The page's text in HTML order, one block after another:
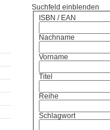
Suchfeld einblenden
ISBN / EAN
Nachname
Vorname
Titel
Reihe
Schlagwort